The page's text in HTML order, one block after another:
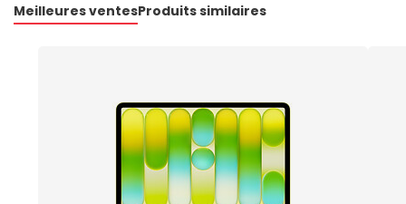
Meilleures ventesProduits similaires